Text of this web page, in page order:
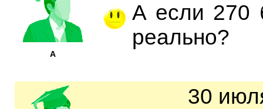
А
А если 270
реально?
30